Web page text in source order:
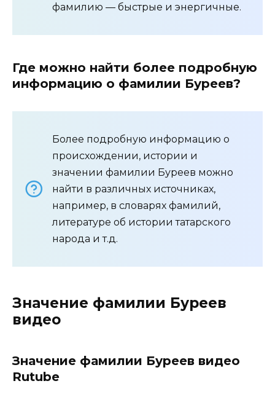
фамилию — быстрые и энергичные.
Где можно найти более подробную
информацию о фамилии Буреев?
Более подробную информацию о
происхождении, истории и
значении фамилии Буреев можно
найти в различных источниках,
например, в словарях фамилий,
литературе об истории татарского
народа и т.д.
Значение фамилии Буреев
видео
Значение фамилии Буреев видео
Rutube